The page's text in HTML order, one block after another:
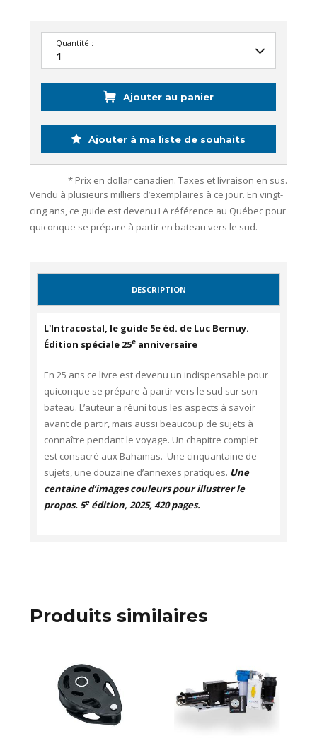
Quantité :
Ajouter au panier
Ajouter à ma liste de souhaits
* Prix en dollar canadien. Taxes et livraison en sus.
Vendu à plusieurs milliers d’exemplaires à ce jour. En vingt-
cing ans, ce guide est devenu LA référence au Québec pour
quiconque se prépare à partir en bateau vers le sud.
DESCRIPTION
L'Intracostal, le guide 5e éd. de Luc Bernuy.
Édition spéciale 25e anniversaire
En 25 ans ce livre est devenu un indispensable pour
quiconque se prépare à partir vers le sud sur son
bateau. L’auteur a réuni tous les aspects à savoir
avant de partir, mais aussi beaucoup de sujets à
connaître pendant le voyage. Un chapitre complet
est consacré aux Bahamas. Une cinquantaine de
sujets, une douzaine d’annexes pratiques. Une
centaine d’images couleurs pour illustrer le
propos. 5eédition, 2025, 420 pages.
Produits similaires